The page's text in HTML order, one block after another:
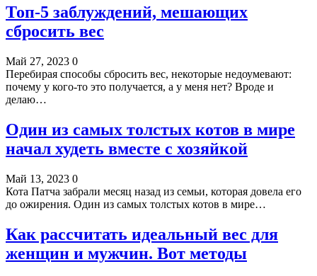
Топ-5 заблуждений, мешающих
сбросить вес
Май 27, 2023 0
Перебирая способы сбросить вес, некоторые недоумевают:
почему у кого-то это получается, а у меня нет? Вроде и
делаю…
Один из самых толстых котов в мире
начал худеть вместе с хозяйкой
Май 13, 2023 0
Кота Патча забрали месяц назад из семьи, которая довела его
до ожирения. Один из самых толстых котов в мире…
Как рассчитать идеальный вес для
женщин и мужчин. Вот методы